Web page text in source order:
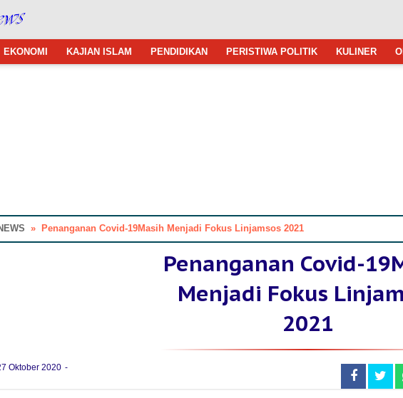
EKONOMI KAJIAN ISLAM PENDIDIKAN PERISTIWA POLITIK KULINER
» Penanganan Covid-19Masih Menjadi Fokus Linjamsos 2021
Penanganan Covid-
Menjadi Fokus
2021
Oktober 2020